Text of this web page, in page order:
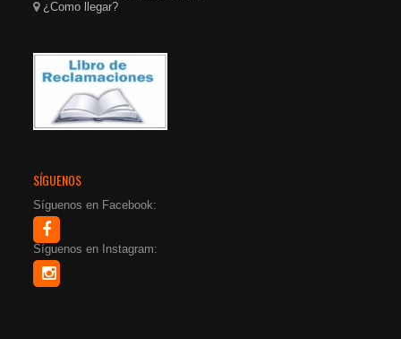
¿Como llegar?
SÍGUENOS
Síguenos en Facebook:
Síguenos en Instagram: